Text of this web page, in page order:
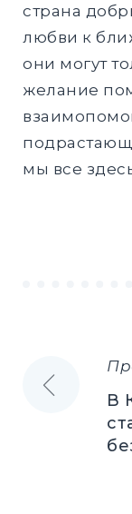
страна
любви к
они могут
желание
мы все
В